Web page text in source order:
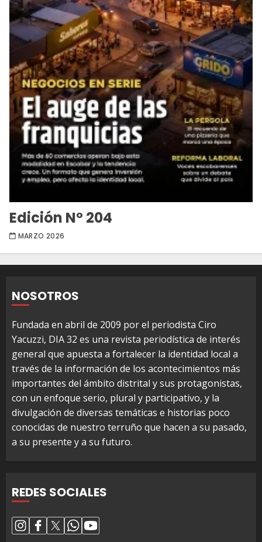
Edición Nº 204
MARZO 2026
NOSOTROS
Fundada en abril de 2009 por el periodista Ciro
Yacuzzi, DIA 32 es una revista periodística de interés
general que apuesta a fortalecer la identidad local a
través de la información de los acontecimientos más
importantes del ámbito distrital y sus protagonistas,
con un enfoque serio, plural y participativo, y la
divulgación de diversas temáticas e historias poco
conocidas de nuestro terruño que hacen a su pasado,
a su presente y a su futuro.
REDES SOCIALES